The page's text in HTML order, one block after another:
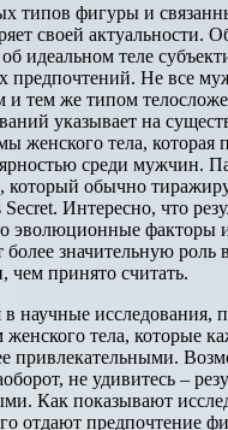
типов фигуры и
своей актуальности.
идеальном теле
предпочтений. Не все
и тем же типом
указывает на
женского тела, которая
среди мужчин.
который обычно
Secret. Интересно, что
эволюционные факторы
значительную роль
чем принято считать.
в научные исследования,
тела, которые
привлекательными.
не удивитесь –
Как показывают
отдают предпочтение